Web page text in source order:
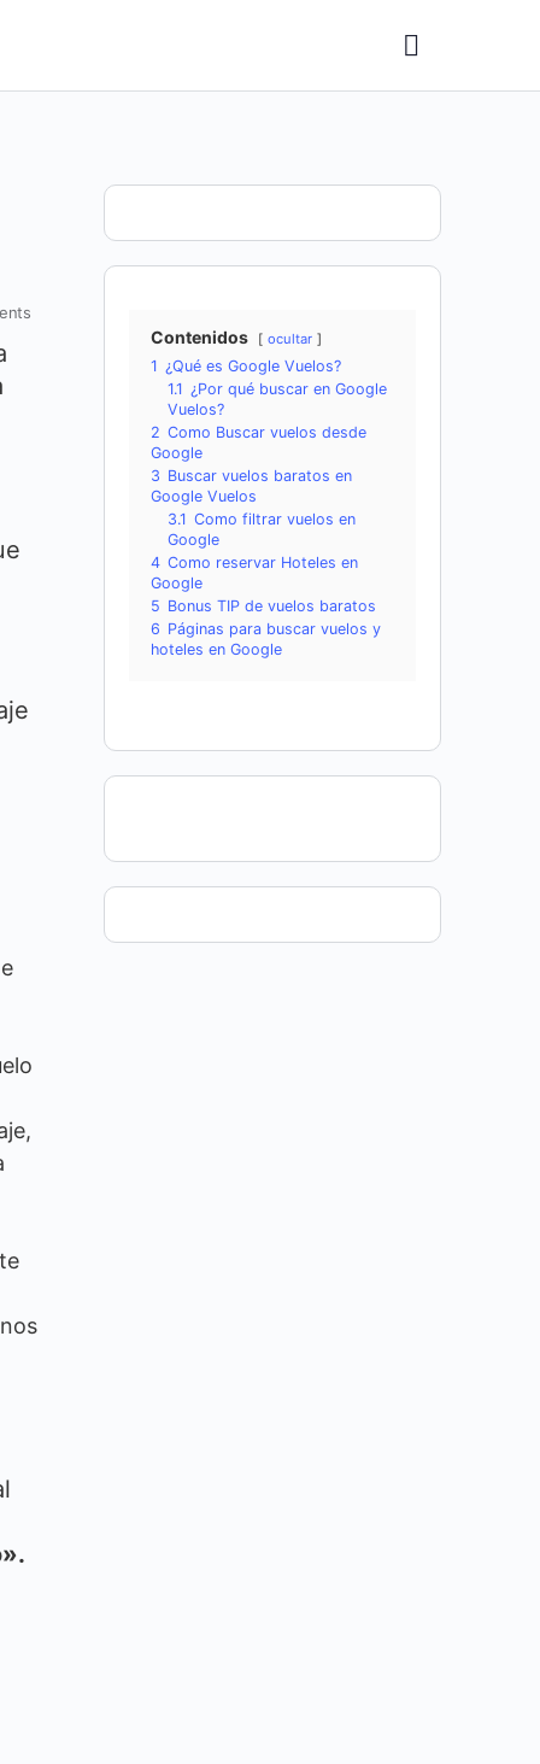
Contenidos ocultar
1 ¿Qué es Google Vuelos?
1.1 ¿Por qué buscar en Google
Vuelos?
2 Como Buscar vuelos desde
Google
3 Buscar vuelos baratos en
Google Vuelos
3.1 Como filtrar vuelos en
Google
4 Como reservar Hoteles en
Google
5 Bonus TIP de vuelos baratos
6 Páginas para buscar vuelos y
hoteles en Google